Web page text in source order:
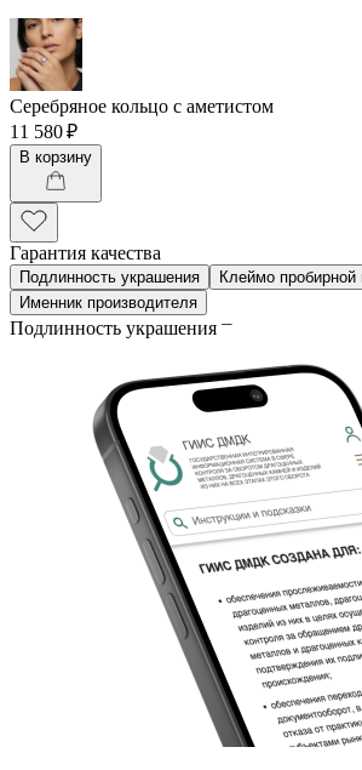
Серебряное кольцо с аметистом
11 580 ₽
В корзину
Гарантия качества
Подлинность украшения
Клеймо пробирной
Именник производителя
Подлинность украшения